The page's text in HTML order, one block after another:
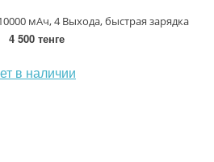
мАч, 4 Выхода, быстрая зарядка
4 500 тенге
в наличии